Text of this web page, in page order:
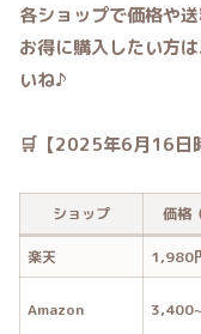
各ショップで価格や
お得に購入したい方
いね♪
🛒【2025年6月16日
ショップ 価格
楽天 1,980
Amazon